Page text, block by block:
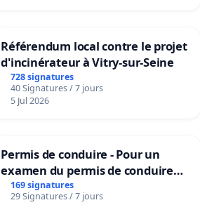
Référendum local contre le projet
d'incinérateur à Vitry-sur-Seine
728 signatures
40 Signatures / 7 jours
5 Jul 2026
Permis de conduire - Pour un
examen du permis de conduire
accessible dans plusieurs langues
à Bruxelles
169 signatures
29 Signatures / 7 jours